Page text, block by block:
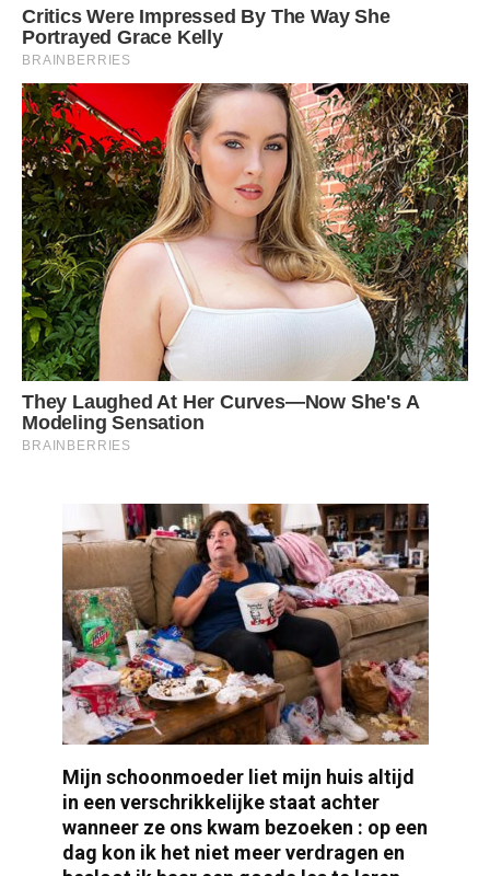
Mijn schoonmoeder liet mijn huis altijd
in een verschrikkelijke staat achter
wanneer ze ons kwam bezoeken : op een
dag kon ik het niet meer verdragen en